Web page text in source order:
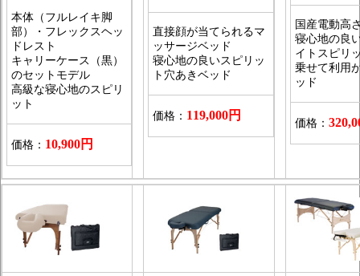
本体（フルレイキ脚
部）・フレックスヘッ
ドレスト
キャリーケース（黒）
のセットモデル
高級な寝心地のスピリ
ット
価格： 10,900円
直接顔が当てられるマ
ッサージベッド
寝心地の良いスピリッ
ト穴あきベッド
価格： 119,000円
国産電動高
寝心地の良
イトスピリ
乗せて利用
ッド
価格：